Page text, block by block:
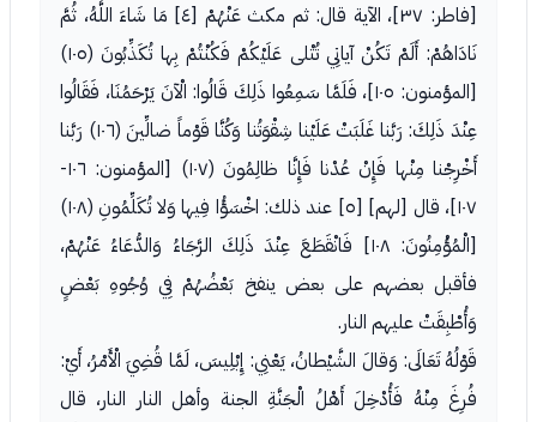
[فاطر: ٣٧]، الآية قال: ثم مكث عَنْهُمْ [٤] مَا شَاءَ اللَّهُ، ثُمَّ
نَادَاهُمْ: أَلَمْ تَكُنْ آياتِي تُتْلى عَلَيْكُمْ فَكُنْتُمْ بِها تُكَذِّبُونَ (١٠٥)
[المؤمنون: ١٠٥]، فَلَمَّا سَمِعُوا ذَلِكَ قَالُوا: الْآنَ يَرْحَمُنَا، فَقَالُوا
عِنْدَ ذَلِكَ: رَبَّنا غَلَبَتْ عَلَيْنا شِقْوَتُنا وَكُنَّا قَوْماً ضالِّينَ (١٠٦) رَبَّنا
أَخْرِجْنا مِنْها فَإِنْ عُدْنا فَإِنَّا ظالِمُونَ (١٠٧) [المؤمنون: ١٠٦-
١٠٧]، قال [لهم] [٥] عند ذلك: اخْسَؤُا فِيها وَلا تُكَلِّمُونِ (١٠٨)
[الْمُؤْمِنُونَ: ١٠٨] فَانْقَطَعَ عِنْدَ ذَلِكَ الرَّجَاءُ وَالدُّعَاءُ عَنْهُمْ،
فأقبل بعضهم على بعض ينفخ بَعْضُهُمْ فِي وُجُوهِ بَعْضٍ
وَأُطْبِقَتْ عليهم النار.
قَوْلُهُ تَعَالَى: وَقالَ الشَّيْطانُ، يَعْنِي: إِبْلِيسَ، لَمَّا قُضِيَ الْأَمْرُ، أَيْ:
فُرِغَ مِنْهُ فَأُدْخِلَ أَهْلُ الْجَنَّةِ الجنة وأهل النار النار، قال